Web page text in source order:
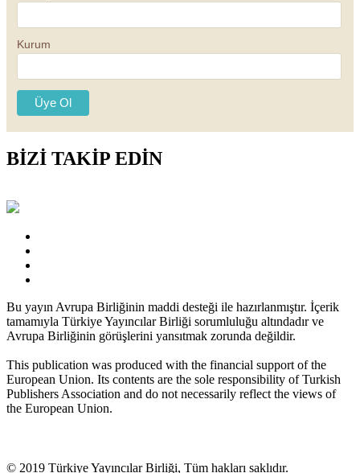
Kurum
BİZİ TAKİP EDİN
Bu yayın Avrupa Birliğinin maddi desteği ile hazırlanmıştır. İçerik
tamamıyla Türkiye Yayıncılar Birliği sorumluluğu altındadır ve
Avrupa Birliğinin görüşlerini yansıtmak zorunda değildir.
This publication was produced with the financial support of the
European Union. Its contents are the sole responsibility of Turkish
Publishers Association and do not necessarily reflect the views of
the European Union.
© 2019 Türkiye Yayıncılar Birliği, Tüm hakları saklıdır.